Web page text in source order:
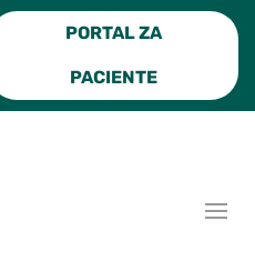
PORTAL ZA
PACIENTE